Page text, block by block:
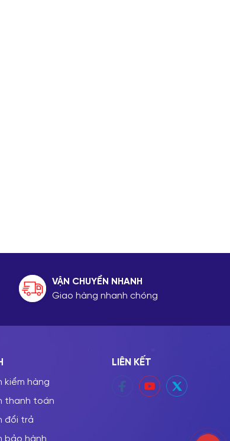
VẬN CHUYỂN NHANH
Giao hàng nhanh chóng
kiểm hàng
thanh toán
đổi trả
LIÊN KẾT